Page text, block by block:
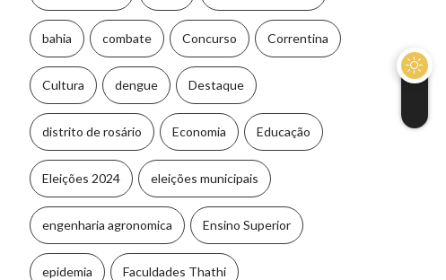
DESTAQUE MUNICÍPIOS
Sicoob Coopercred
inaugura escritório de
negócios em...
25 de outubro de 2023
Prefeito Maguila é
convidado para missão
bahia combate Concurso Correntina
Cultura dengue Destaque
distrito de rosário Economia Educação
Eleições 2024 eleições municipais
engenharia agronomica Ensino Superior
epidemia Faculdades Thathi